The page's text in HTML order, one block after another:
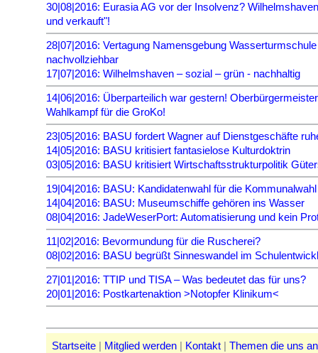
30|08|2016: Eurasia AG vor der Insolvenz?
und verkauft"!
28|07|2016: Vertagung Namensgebung
nachvollziehbar
17|07|2016: Wilhelmshaven – sozial – grün - nachhaltig
14|06|2016: Überparteilich war gestern!
Wahlkampf für die GroKo!
23|05|2016: BASU fordert Wagner auf Dienstgeschäfte
14|05|2016: BASU kritisiert fantasielose Kulturdoktrin
03|05|2016: BASU kritisiert Wirtschaftsstrukturpolitik
19|04|2016: BASU: Kandidatenwahl für die
14|04|2016: BASU: Museumschiffe gehören ins Wasser
08|04|2016: JadeWeserPort: Automatisierung und kein
11|02|2016: Bevormundung für die Ruscherei?
08|02|2016: BASU begrüßt Sinneswandel im
27|01|2016: TTIP und TISA – Was bedeutet das für uns?
20|01|2016: Postkartenaktion >Notopfer Klinikum<
Startseite | Mitglied werden | Kontakt | Themen die uns